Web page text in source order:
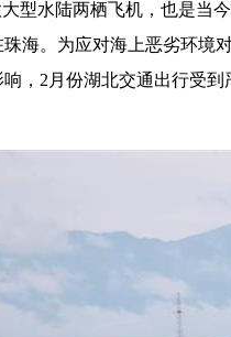
型水陆两栖飞机，也是当
海。为应对海上恶劣环境
，2月份湖北交通出行受